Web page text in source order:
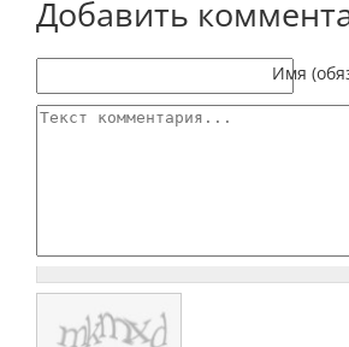
Добавить
Имя